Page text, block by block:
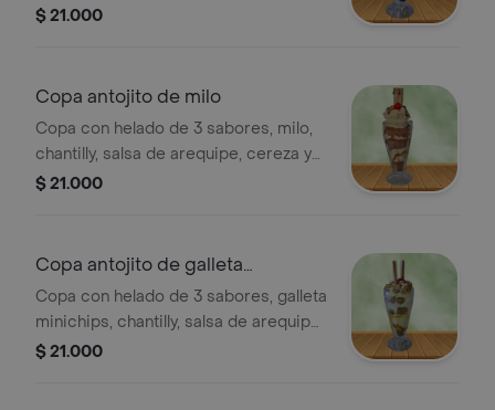
barquillo. 24 oz
$ 21.000
Copa antojito de milo
Copa con helado de 3 sabores, milo,
chantilly, salsa de arequipe, cereza y
barquillo. 24oz.
$ 21.000
Copa antojito de galleta
minichips
Copa con helado de 3 sabores, galleta
minichips, chantilly, salsa de arequipe,
cereza, lluvia de chocolate y barquillo.
$ 21.000